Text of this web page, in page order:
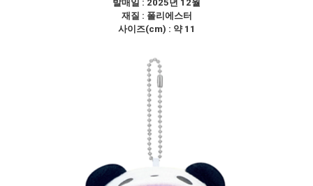
발매일 : 2025년 12월
재질 : 폴리에스터
사이즈(cm) : 약 11